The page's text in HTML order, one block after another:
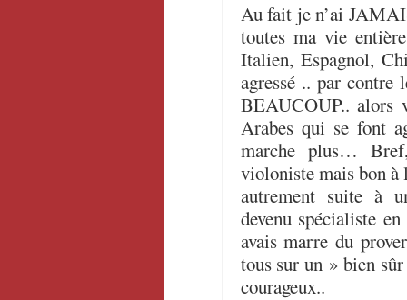
Au fait je n’ai
toutes ma vie
Italien, Espagnol,
agressé .. par contre
BEAUCOUP.. alors
Arabes qui se font
marche plus…
violoniste mais bon à
autrement suite à
devenu spécialiste
avais marre du
tous sur un » bien
courageux..